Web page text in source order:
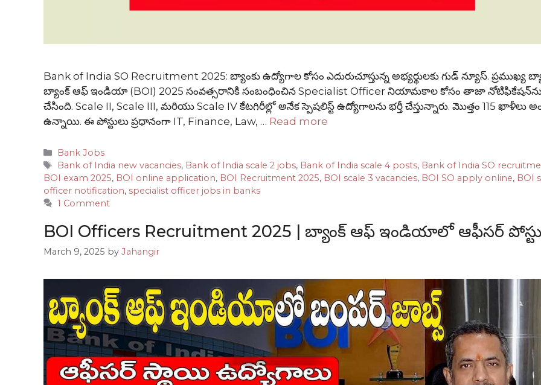
Bank of India SO Recruitment 2025: బ్యాంకు ఉద్యోగాల కోసం ఎదురుచూస్తున్న అభ్యర్థులకు గుడ్ న్యూస్. ప్రముఖ్య
బ్యాంక్ ఆఫ్ ఇండియా (BOI) 2025 సంవత్సరానికి సంబంధించిన Specialist Officer నియామకాల కోసం తాజా
చేసింది. Scale II, Scale III, మరియు Scale IV కేటగిరీల్లో అనేక స్పెషలిస్ట్ ఉద్యోగాలను భర్తీ చేస్తున్నారు. మొత్తం 115 ఖాళీలు
ఉన్నాయి. ఈ పోస్టులు ప్రధానంగా IT, Finance, Law, … Read more
Categories
Bank Jobs
Tags
Bank of India new vacancies, Bank of India scale 2 jobs, Bank of India scale 4 posts, Bank of India SO
BOI exam 2025, BOI online application, BOI Recruitment 2025, BOI scale 3 vacancies, BOI SO apply online, BOI
officer notification, specialist officer jobs in banks
1 Comment
BOI Officers Recruitment 2025 | బ్యాంక్ ఆఫ్ ఇండియాలో ఆఫీసర్
March 9, 2025 by Jahangir